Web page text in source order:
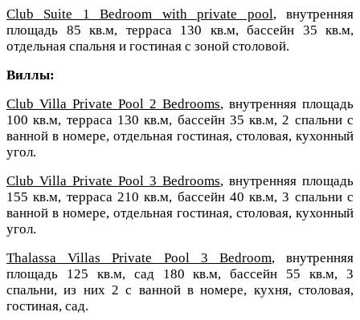
Club Suite 1 Bedroom with private pool, внутренняя
площадь 85 кв.м, терраса 130 кв.м, бассейн 35 кв.м,
отдельная спальня и гостиная с зоной столовой.
Виллы:
Club Villa Private Pool 2 Bedrooms, внутренняя площадь
100 кв.м, терраса 130 кв.м, бассейн 35 кв.м, 2 спальни с
ванной в номере, отдельная гостиная, столовая, кухонный
угол.
Club Villa Private Pool 3 Bedrooms, внутренняя площадь
155 кв.м, терраса 210 кв.м, бассейн 40 кв.м, 3 спальни с
ванной в номере, отдельная гостиная, столовая, кухонный
угол.
Thalassa Villas Private Pool 3 Bedroom, внутренняя
площадь 125 кв.м, сад 180 кв.м, бассейн 55 кв.м, 3
спальни, из них 2 с ванной в номере, кухня, столовая,
гостиная, сад.